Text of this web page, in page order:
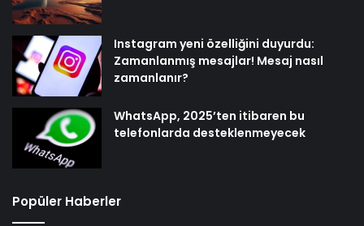
Instagram yeni özelliğini duyurdu:
Zamanlanmış mesajlar! Mesaj nasıl
zamanlanır?
WhatsApp, 2025’ten itibaren bu
telefonlarda desteklenmeyecek
Popüler Haberler